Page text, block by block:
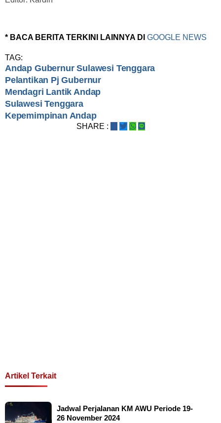
* BACA BERITA TERKINI LAINNYA DI GOOGLE NEWS
TAG:
Andap Gubernur Sulawesi Tenggara
Pelantikan Pj Gubernur
Mendagri Lantik Andap
Sulawesi Tenggara
Kepemimpinan Andap
SHARE :
Artikel Terkait
Jadwal Perjalanan KM AWU Periode 19-
26 November 2024